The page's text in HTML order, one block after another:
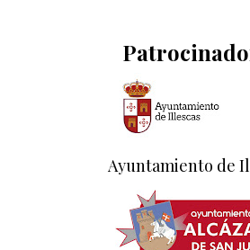
Ayuntamiento de